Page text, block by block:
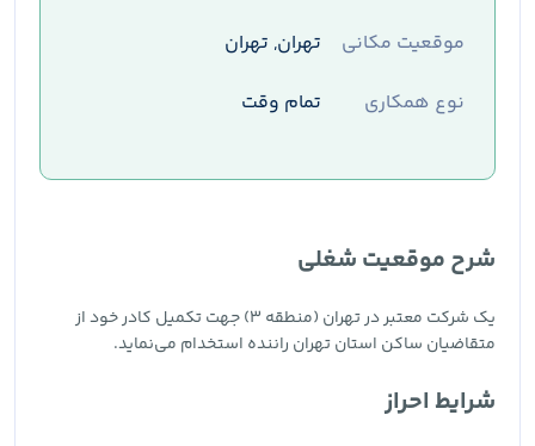
موقعیت مکانی
تهران, تهران
نوع همکاری
تمام وقت
شرح موقعیت شغلی
یک شرکت معتبر در تهران (منطقه 3) جهت تکمیل کادر خود از
متقاضیان ساکن استان‌ تهران راننده استخدام می‌نماید.
شرایط احراز